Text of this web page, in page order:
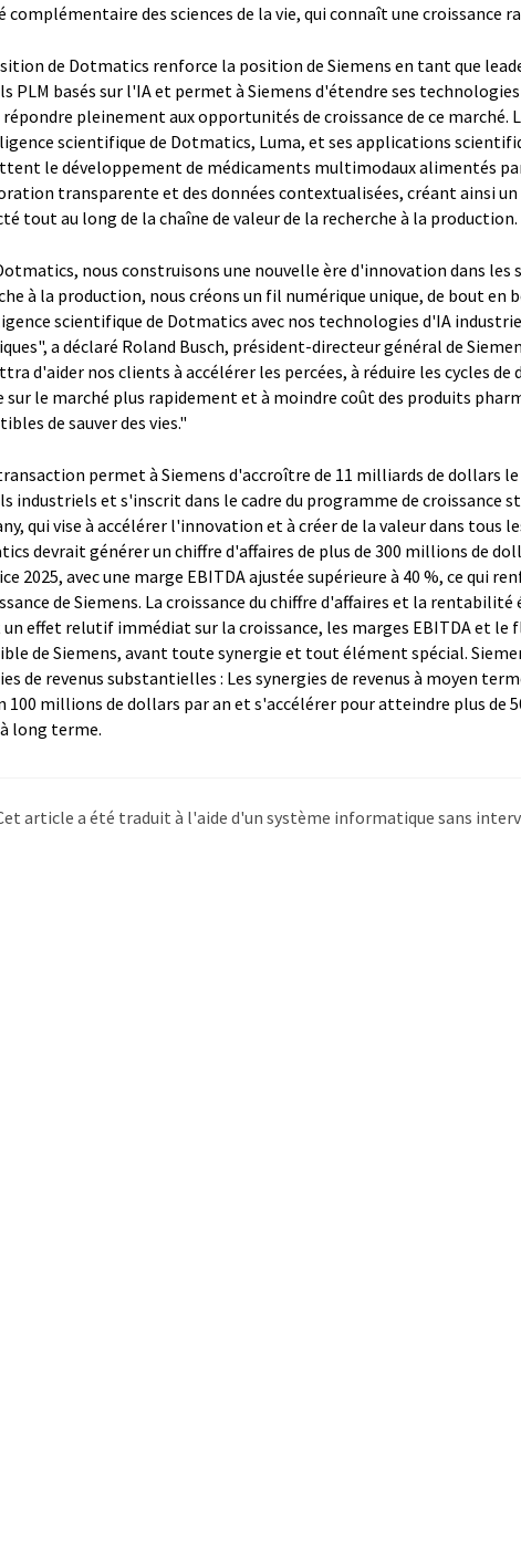
complémentaire des sciences de la vie, qui connaît une croissance
de Dotmatics renforce la position de Siemens en tant que
PLM basés sur l'IA et permet à Siemens d'étendre ses technologies
répondre pleinement aux opportunités de croissance de ce marché.
scientifique de Dotmatics, Luma, et ses applications
le développement de médicaments multimodaux alimentés
transparente et des données contextualisées, créant ainsi
tout au long de la chaîne de valeur de la recherche à la production.
nous construisons une nouvelle ère d'innovation dans les
à la production, nous créons un fil numérique unique, de bout en
scientifique de Dotmatics avec nos technologies d'IA
a déclaré Roland Busch, président-directeur général de
d'aider nos clients à accélérer les percées, à réduire les cycles
le marché plus rapidement et à moindre coût des produits
de sauver des vies."
permet à Siemens d'accroître de 11 milliards de dollars
industriels et s'inscrit dans le cadre du programme de croissance
qui vise à accélérer l'innovation et à créer de la valeur dans tous
devrait générer un chiffre d'affaires de plus de 300 millions de
2025, avec une marge EBITDA ajustée supérieure à 40 %, ce qui
de Siemens. La croissance du chiffre d'affaires et la
effet relutif immédiat sur la croissance, les marges EBITDA et le
de Siemens, avant toute synergie et tout élément spécial.
de revenus substantielles : Les synergies de revenus à moyen
100 millions de dollars par an et s'accélérer pour atteindre plus de
long terme.
article a été traduit à l'aide d'un système informatique sans